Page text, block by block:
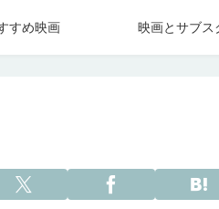
すめ映画 映画とサブス